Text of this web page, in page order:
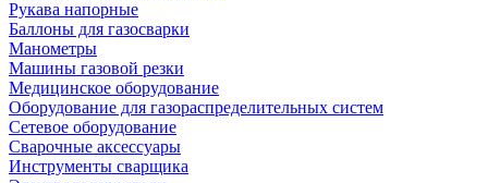
Рукава напорные
Баллоны для газосварки
Манометры
Машины газовой резки
Медицинское оборудование
Оборудование для газораспределительных систем
Сетевое оборудование
Сварочные аксессуары
Инструменты сварщика